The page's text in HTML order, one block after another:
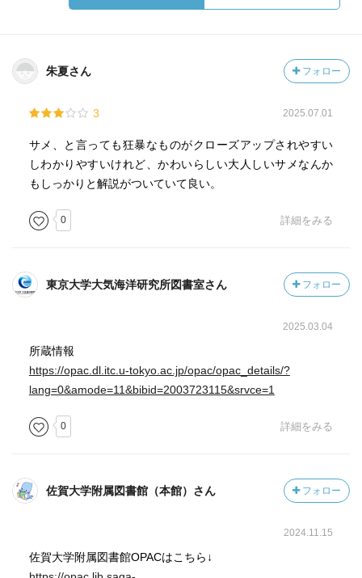
朱夏さん フォロー
3 2025.07.01
サメ、と言っても狂暴なものがクローズアップされやすい
しわかりやすいけれど、かわいらしい大人しいサメなんか
もしっかりと解説がついていて良い。
0 詳細をみる
東京大学大気海洋研究所図書室さん フォロー
2025.03.04
所蔵情報
https://opac.dl.itc.u-tokyo.ac.jp/opac/opac_details/?
lang=0&amode=11&bibid=2003723115&srvce=1
0 詳細をみる
佐賀大学附属図書館（本館）さん フォロー
2024.11.15
佐賀大学附属図書館OPACはこちら↓